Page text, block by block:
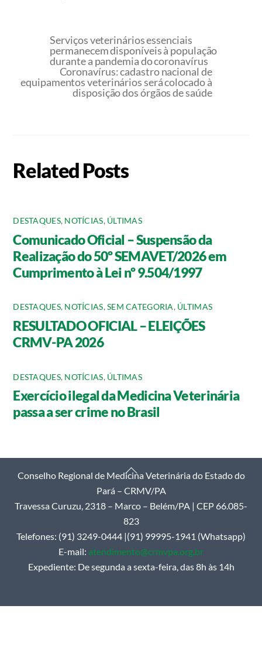
Serviços veterinários essenciais
permanecem disponíveis à população
durante a pandemia do coronavírus
Coronavírus: cadastro nacional de
equipamentos veterinários será colocado à
disposição dos órgãos de saúde
Related Posts
DESTAQUES, NOTÍCIAS, ÚLTIMAS
Comunicado Oficial – Suspensão da
Realização do 50º SEMAVET/2026 em
Cumprimento à Lei nº 9.504/1997
DESTAQUES, NOTÍCIAS,SEM CATEGORIA, ÚLTIMAS
RESULTADO OFICIAL – ELEIÇÕES
CRMV-PA 2026
DESTAQUES, NOTÍCIAS, ÚLTIMAS
Exercício ilegal da Medicina Veterinária
passa a ser crime no Brasil
Back
To
Top
Conselho Regional de Medicina Veterinária do Estado do
Pará – CRMV/PA
Travessa Curuzu, 2318 – Marco – Belém/PA | CEP 66.085-
823
Telefones: (91) 3249-0444 |(91) 99995-1941 (Whatsapp)
E-mail: atendimento@crmvpa.org.br
Expediente: De segunda a sexta-feira, das 8h às 14h